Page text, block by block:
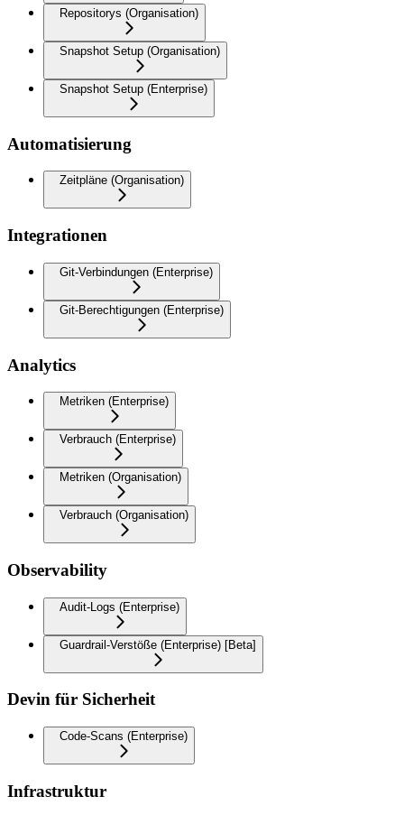
Repositorys (Organisation)
Snapshot Setup (Organisation)
Snapshot Setup (Enterprise)
Automatisierung
Zeitpläne (Organisation)
Integrationen
Git-Verbindungen (Enterprise)
Git-Berechtigungen (Enterprise)
Analytics
Metriken (Enterprise)
Verbrauch (Enterprise)
Metriken (Organisation)
Verbrauch (Organisation)
Observability
Audit-Logs (Enterprise)
Guardrail-Verstöße (Enterprise) [Beta]
Devin für Sicherheit
Code-Scans (Enterprise)
Infrastruktur